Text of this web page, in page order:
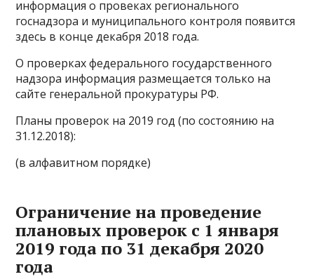
информация о провеках регионального
госнадзора и муниципального контроля появится
здесь в конце декабря 2018 года.
О проверках федерального государственного
надзора информация размещается только на
сайте генеральной прокуратуры РФ.
Планы проверок на 2019 год (по состоянию на
31.12.2018):
(в алфавитном порядке)
Ограничение на проведение
плановых проверок с 1 января
2019 года по 31 декабря 2020
года